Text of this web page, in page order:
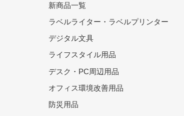
新商品一覧
ラベルライター・ラベルプリンター
デジタル文具
ライフスタイル用品
デスク・PC周辺用品
オフィス環境改善用品
防災用品